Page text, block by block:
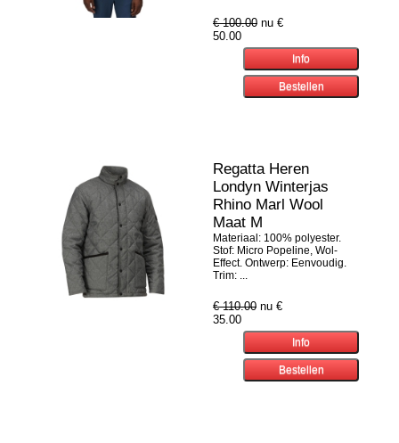
€ 100.00 nu €
50.00
Regatta Heren
Londyn Winterjas
Rhino Marl Wool
Maat M
Materiaal: 100% polyester.
Stof: Micro Popeline, Wol-
Effect. Ontwerp: Eenvoudig.
Trim: ...
€ 110.00 nu €
35.00